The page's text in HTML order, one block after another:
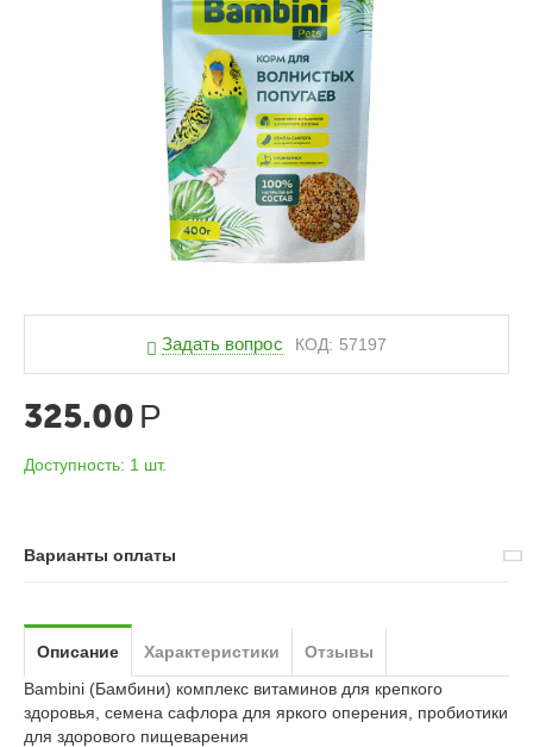
Задать вопрос КОД: 57197
325.00 Р
Доступность: 1 шт.
Варианты оплаты
Описание Характеристики
Отзывы
Bambini (Бамбини) комплекс витаминов для крепкого
здоровья, семена сафлора для яркого оперения, пробиотики
для здорового пищеварения